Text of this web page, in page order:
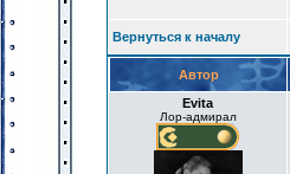
Вернуться к началу
Автор
Evita
Лор-адмирал